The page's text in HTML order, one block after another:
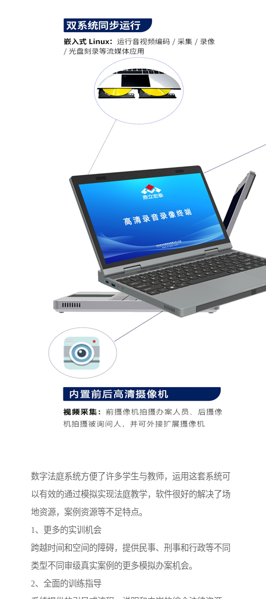
数字法庭系统方便了许多学生与教师，运用这套系统可
以有效的通过模拟实现法庭教学，软件很好的解决了场
地资源，案例资源等不足特点。
1、更多的实训机会
跨越时间和空间的障碍，提供民事、刑事和行政等不同
类型不同审级真实案例的更多模拟办案机会。
2、全面的训练指导